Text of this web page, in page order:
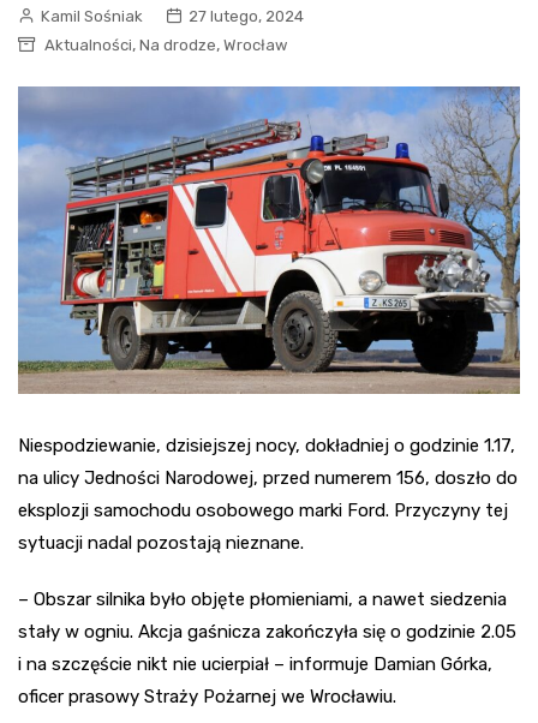
Kamil Sośniak
27 lutego, 2024
Aktualności, Na drodze, Wrocław
Niespodziewanie, dzisiejszej nocy, dokładniej o godzinie 1.17,
na ulicy Jedności Narodowej, przed numerem 156, doszło do
eksplozji samochodu osobowego marki Ford. Przyczyny tej
sytuacji nadal pozostają nieznane.
– Obszar silnika było objęte płomieniami, a nawet siedzenia
stały w ogniu. Akcja gaśnicza zakończyła się o godzinie 2.05
i na szczęście nikt nie ucierpiał – informuje Damian Górka,
oficer prasowy Straży Pożarnej we Wrocławiu.